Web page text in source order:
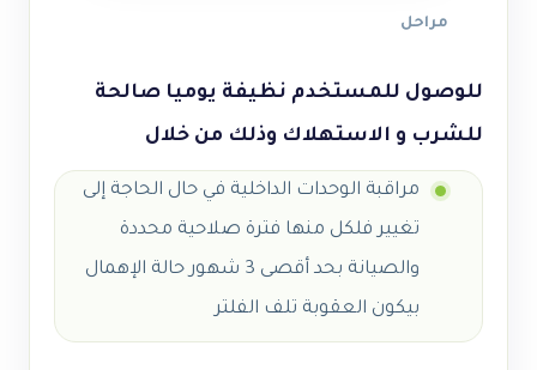
مراحل
للوصول للمستخدم نظيفة يوميا صالحة
للشرب و الاستهلاك وذلك من خلال
مراقبة الوحدات الداخلية في حال الحاجة إلى
تغيير فلكل منها فترة صلاحية محددة
والصيانة بحد أقصى 3 شهور
حالة الإهمال
بيكون العقوبة تلف الفلتر